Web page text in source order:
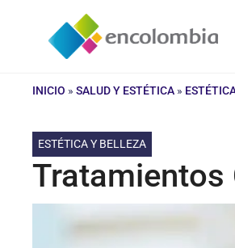
contenido
INICIO » SALUD Y ESTÉTICA »
ESTÉTICA Y BELLEZA
Tratamientos